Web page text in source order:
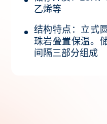
乙烯等
结构特点：立式
珠岩叠置保温。
间隔三部分组成